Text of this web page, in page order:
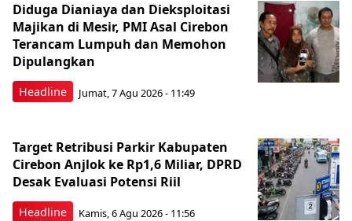
Headline
Diduga Dianiaya dan Dieksploitasi
Majikan di Mesir, PMI Asal Cirebon
Terancam Lumpuh dan Memohon
Dipulangkan
Jumat, 7 Agu 2026 - 11:49
Headline
Target Retribusi Parkir Kabupaten
Cirebon Anjlok ke Rp1,6 Miliar, DPRD
Desak Evaluasi Potensi Riil
Kamis, 6 Agu 2026 - 11:56